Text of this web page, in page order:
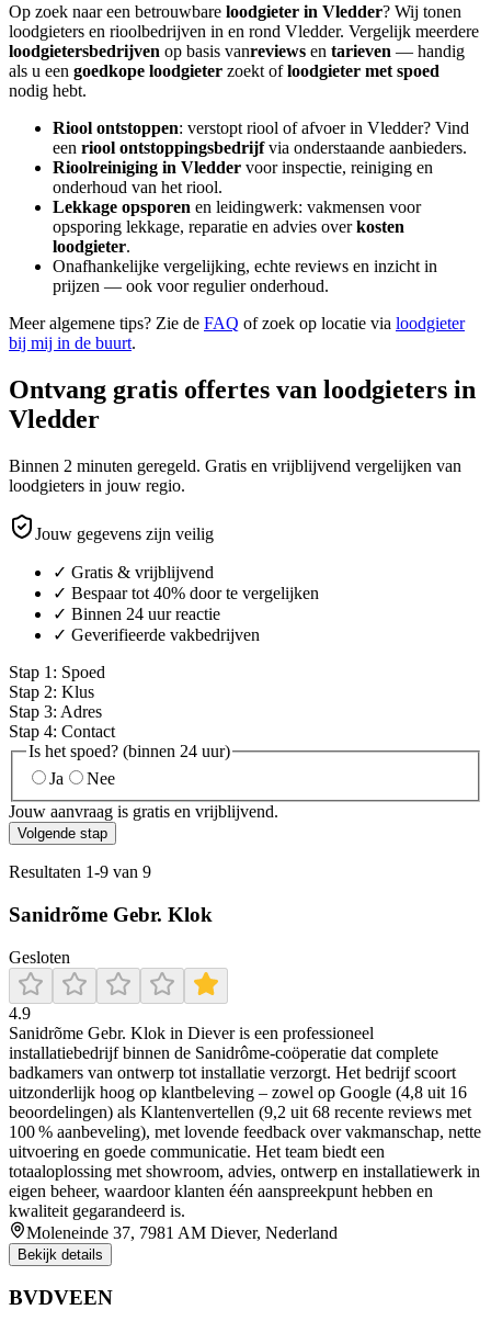
Op zoek naar een betrouwbare loodgieter in Vledder? Wij tonen
loodgieters en rioolbedrijven in en rond Vledder. Vergelijk meerdere
loodgietersbedrijven op basis vanreviews en tarieven — handig
als u een goedkope loodgieter zoekt ofloodgieter met spoed
nodig hebt.
Riool ontstoppen: verstopt riool of afvoer in Vledder? Vind
een riool ontstoppingsbedrijfvia onderstaande aanbieders.
Rioolreiniging in Vledder voor inspectie, reiniging en
onderhoud van het riool.
Lekkage opsporen en leidingwerk: vakmensen voor
opsporing lekkage, reparatie en advies overkosten
loodgieter.
Onafhankelijke vergelijking, echte reviews en inzicht in
prijzen — ook voor regulier onderhoud.
Meer algemene tips? Zie de FAQ of zoek op locatie via loodgieter
bij mij in de buurt.
Ontvang gratis offertes van loodgieters in
Vledder
Binnen 2 minuten geregeld. Gratis en vrijblijvend vergelijken van
loodgieters in jouw regio.
Jouw gegevens zijn veilig
✓ Gratis & vrijblijvend
✓ Bespaar tot 40% door te vergelijken
✓ Binnen 24 uur reactie
✓ Geverifieerde vakbedrijven
Stap 1 : Spoed
Stap 2: Klus
Stap 3: Adres
Stap 4: Contact
Is het spoed? (binnen 24 uur)
Ja
Nee
Jouw aanvraag is gratis en vrijblijvend.
Volgende stap
Resultaten 1-9 van 9
Sanidrõme Gebr. Klok
Gesloten
4.9
Sanidrõme Gebr. Klok in Diever is een professioneel
installatiebedrijf binnen de Sanidrôme-coöperatie dat complete
badkamers van ontwerp tot installatie verzorgt. Het bedrijf scoort
uitzonderlijk hoog op klantbeleving – zowel op Google (4,8 uit 16
beoordelingen) als Klantenvertellen (9,2 uit 68 recente reviews met
100 % aanbeveling), met lovende feedback over vakmanschap, nette
uitvoering en goede communicatie. Het team biedt een
totaaloplossing met showroom, advies, ontwerp en installatiewerk in
eigen beheer, waardoor klanten één aanspreekpunt hebben en
kwaliteit gegarandeerd is.
Moleneinde 37, 7981 AM Diever, Nederland
Bekijk details
BVDVEEN